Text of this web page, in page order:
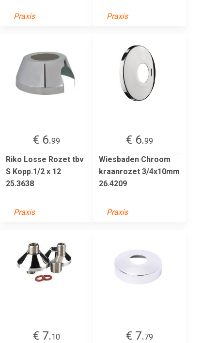
Praxis Praxis
€ 6.99
Riko Losse Rozet tbv
S Kopp.1/2 x 12
25.3638
Praxis
€ 6.99
Wiesbaden Chroom
kraanrozet 3/4x10mm
26.4209
Praxis
€ 7.10
€ 7.79